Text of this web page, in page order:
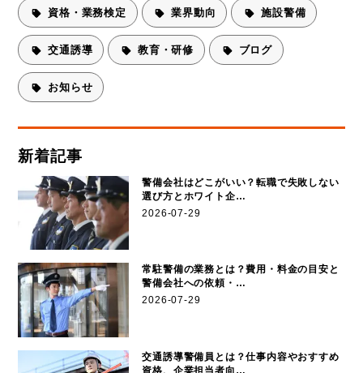
資格・業務検定 業界動向 施設警備
交通誘導 教育・研修 ブログ
お知らせ
新着記事
警備会社はどこがいい？転職で失敗しない
選び方とホワイト企…
2026-07-29
常駐警備の業務とは？費用・料金の目安と
警備会社への依頼・…
2026-07-29
交通誘導警備員とは？仕事内容やおすすめ
資格、企業担当者向…